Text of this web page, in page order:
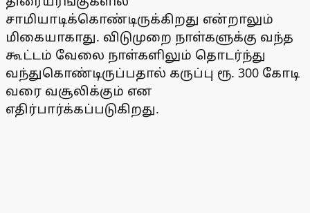
சாமியாடிக்கொண்டிருக்கிறது என்றாலும்
மிகையாகாது. விடுமுறை நாள்களுக்கு வந்த
கூட்டம் வேலை நாள்களிலும் தொடர்ந்து
வந்துகொண்டிருப்பதால் கருப்பு ரூ. 300 கோடி
வரை வசூலிக்கும் என
எதிர்பார்க்கப்படுகிறது.